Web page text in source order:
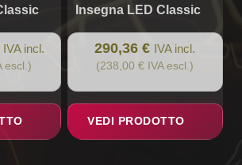
IVA incl.
escl.)
Insegna LED Classic
290,36 € IVA incl.
(238,00 € IVA escl.)
VEDI PRODOTTO